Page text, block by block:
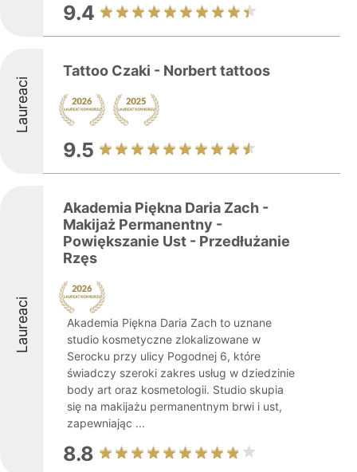
9.4
Laureaci
Tattoo Czaki - Norbert tattoos
9.5
Laureaci
Akademia Piękna Daria Zach -
Makijaż Permanentny -
Powiększanie Ust - Przedłużanie
Rzęs
Akademia Piękna Daria Zach to uznane
studio kosmetyczne zlokalizowane w
Serocku przy ulicy Pogodnej 6, które
świadczy szeroki zakres usług w dziedzinie
body art oraz kosmetologii. Studio skupia
się na makijażu permanentnym brwi i ust,
zapewniając ...
8.8